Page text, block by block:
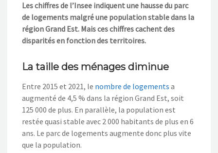
Les chiffres de l’Insee indiquent une hausse du parc
de logements malgré une population stable dans la
région Grand Est. Mais ces chiffres cachent des
disparités en fonction des territoires.
La taille des ménages diminue
Entre 2015 et 2021, le nombre de logements a
augmenté de 4,5 % dans la région Grand Est, soit
125 000 de plus. En parallèle, la population est
restée quasi stable avec 2 000 habitants de plus en 6
ans. Le parc de logements augmente donc plus vite
que la population.